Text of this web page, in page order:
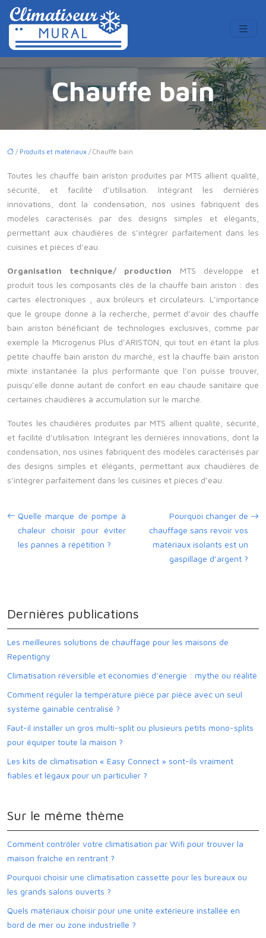
Chauffe bain
/ Produits et matériaux / Chauffe bain
Toutes les chauffe bain ariston produites par MTS allient qualité,
sécurité, et facilité d’utilisation. Intégrant les dernières
innovations, dont la condensation, nos usines fabriquent des
modèles caractérisés par des designs simples et élégants,
permettant aux chaudières de s’intégrer parfaitement dans les
cuisines et pièces d’eau.
Organisation technique/ production
MTS développe et
produit tous les composants clés de la chauffe bain ariston : des
cartes électroniques , aux brûleurs et circulateurs.
L’importance
que le groupe donne à la recherche, permet d’avoir des chauffe
bain ariston bénéficiant de technologies exclusives, comme par
exemple la Microgenus Plus d’ARISTON, qui tout en étant la plus
petite chauffe bain ariston du marché, est la chauffe bain ariston
mixte instantanée la plus performante que l’on puisse trouver,
puisqu’elle donne autant de confort en eau chaude sanitaire que
certaines chaudières à accumulation sur le marché.
Toutes les chaudières produites par MTS allient qualité, sécurité,
et facilité d’utilisation. Intégrant les dernières innovations, dont la
condensation, nos usines fabriquent des modèles caractérisés par
des designs simples et élégants, permettant aux chaudières de
s’intégrer parfaitement dans les cuisines et pièces d’eau.
Quelle marque de pompe à
chaleur choisir pour éviter
les pannes à répétition ?
Pourquoi changer de
chauffage sans revoir vos
matériaux isolants est un
gaspillage d’argent ?
Dernières publications
Les meilleures solutions de chauffage pour les maisons de
Repentigny
Climatisation réversible et économies d’énergie : mythe ou réalité
Comment réguler la température pièce par pièce avec un seul
système gainable centralisé ?
Faut-il installer un gros multi-split ou plusieurs petits mono-splits
pour équiper toute la maison ?
Les kits de climatisation « Easy Connect » sont-ils vraiment
fiables et légaux pour un particulier ?
Sur le même thème
Comment contrôler votre climatisation par Wifi pour trouver la
maison fraîche en rentrant ?
Pourquoi choisir une climatisation cassette pour les bureaux ou
les grands salons ouverts ?
Quels matériaux choisir pour une unité extérieure installée en
bord de mer ou zone industrielle ?